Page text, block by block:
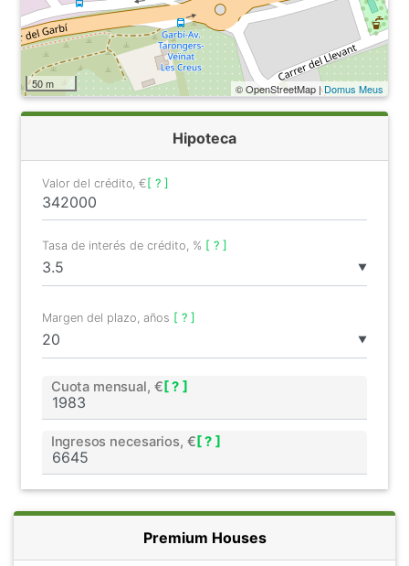
50 m © OpenStreetMap |Domus Meus
Hipoteca
Valor del crédito, €[ ? ]
▼
Tasa de interés de crédito, % [ ? ]
▼
Margen del plazo, años [ ? ]
Cuota mensual, € [ ? ]
Ingresos necesarios, € [ ? ]
Premium Houses